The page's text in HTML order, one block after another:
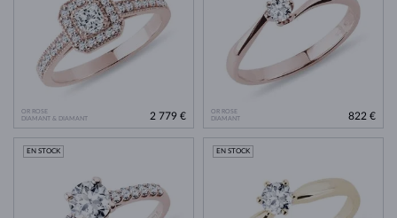
OR ROSE
DIAMANT & DIAMANT
2 779 €
OR ROSE
DIAMANT
822 €
EN STOCK EN STOCK